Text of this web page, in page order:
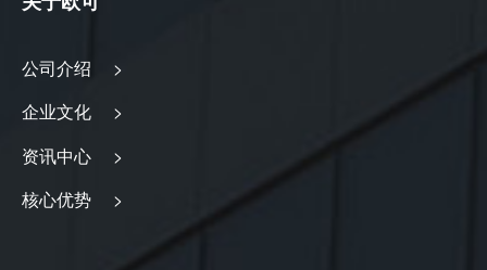
公司介绍 >
企业文化 >
资讯中心 >
核心优势 >